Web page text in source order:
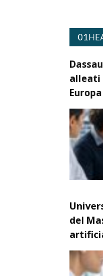
alleati
Europa
del